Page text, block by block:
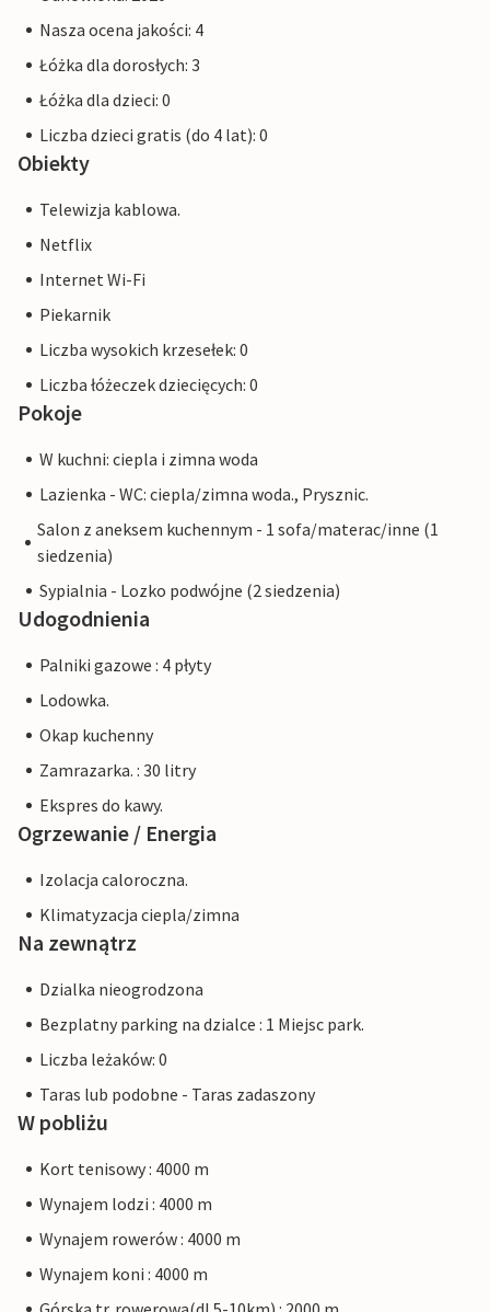
Nasza ocena jakości: 4
Łóżka dla dorosłych: 3
Łóżka dla dzieci: 0
Liczba dzieci gratis (do 4 lat): 0
Obiekty
Telewizja kablowa.
Netflix
Internet Wi-Fi
Piekarnik
Liczba wysokich krzesełek: 0
Liczba łóżeczek dziecięcych: 0
Pokoje
W kuchni: ciepla i zimna woda
Lazienka - WC: ciepla/zimna woda., Prysznic.
Salon z aneksem kuchennym - 1 sofa/materac/inne (1
siedzenia)
Sypialnia - Lozko podwójne (2 siedzenia)
Udogodnienia
Palniki gazowe : 4 płyty
Lodowka.
Okap kuchenny
Zamrazarka. : 30 litry
Ekspres do kawy.
Ogrzewanie / Energia
Izolacja caloroczna.
Klimatyzacja ciepla/zimna
Na zewnątrz
Dzialka nieogrodzona
Bezplatny parking na dzialce : 1 Miejsc park.
Liczba leżaków: 0
Taras lub podobne - Taras zadaszony
W pobliżu
Kort tenisowy : 4000 m
Wynajem lodzi : 4000 m
Wynajem rowerów : 4000 m
Wynajem koni : 4000 m